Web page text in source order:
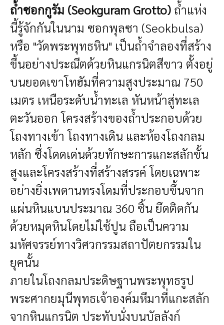
ถ้ำซอกกูรัม (Seokguram Grotto) ถ้ำแห่ง
นี้รู้จักกันในนาม ซอกพุลซา (Seokbulsa)
หรือ "วัดพระพุทธหิน" เป็นถ้ำจำลองที่สร้าง
ขึ้นอย่างประณีตด้วยหินแกรนิตสีขาว ตั้งอยู่
บนยอดเขาโทฮัมที่ความสูงประมาณ 750
เมตร เหนือระดับน้ำทะเล หันหน้าสู่ทะเล
ตะวันออก โครงสร้างของถ้ำประกอบด้วย
โถงทางเข้า โถงทางเดิน และห้องโถงกลม
หลัก ซึ่งโดดเด่นด้วยทักษะการแกะสลักขั้น
สูงและโครงสร้างที่สร้างสรรค์ โดยเฉพาะ
อย่างยิ่งเพดานทรงโดมที่ประกอบขึ้นจาก
แผ่นหินแบนประมาณ 360 ชิ้น ยึดติดกัน
ด้วยหมุดหินโดยไม่ใช้ปูน ถือเป็นความ
มหัศจรรย์ทางวิศวกรรมสถาปัตยกรรมใน
ยุคนั้น
ภายในโถงกลมประดิษฐานพระพุทธรูป
พระศากยมุนีพุทธเจ้าองค์มหึมาที่แกะสลัก
จากหินแกรนิต ประทับนั่งบนบัลลังก์